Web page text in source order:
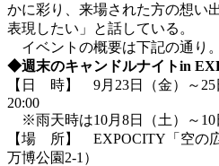
かに彩り、来場された方の想い
表現したい」と話している。
イベントの概要は下記の通り。
◆週末のキャンドルナイトin
【日 時】 9月23日（金）～
20:00
※雨天時は10月8日（土）～10
【場 所】 EXPOCITY「空の
万博公園2-1）